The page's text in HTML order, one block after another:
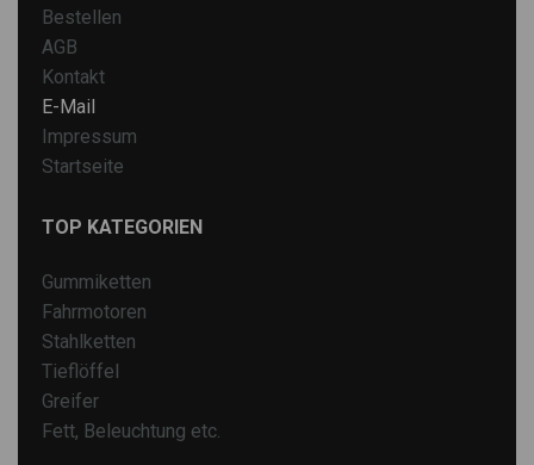
Bestellen
AGB
Kontakt
E-Mail
Impressum
Startseite
TOP KATEGORIEN
Gummiketten
Fahrmotoren
Stahlketten
Tieflöffel
Greifer
Fett, Beleuchtung etc.